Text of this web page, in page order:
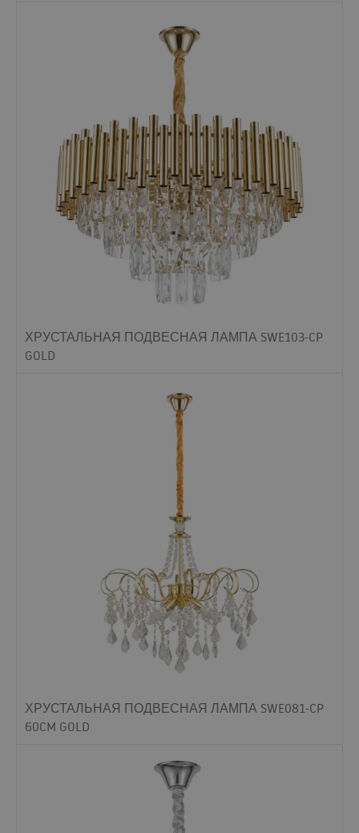
ХРУСТАЛЬНАЯ ПОДВЕСНАЯ ЛАМПА SWE103-CP
GOLD
ХРУСТАЛЬНАЯ ПОДВЕСНАЯ ЛАМПА SWE081-CP
60CM GOLD